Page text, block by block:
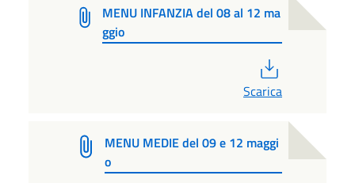
MENU INFANZIA del 08 al 12 ma
ggio
Scarica
MENU MEDIE del 09 e 12 maggi
o